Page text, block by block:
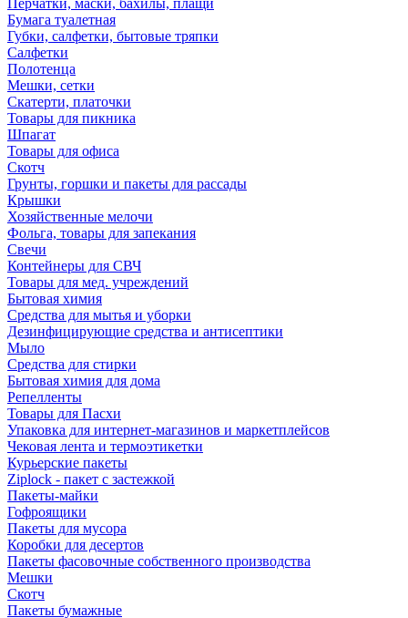
Перчатки, маски, бахилы, плащи
Бумага туалетная
Губки, салфетки, бытовые тряпки
Салфетки
Полотенца
Мешки, сетки
Скатерти, платочки
Товары для пикника
Шпагат
Товары для офиса
Скотч
Грунты, горшки и пакеты для рассады
Крышки
Хозяйственные мелочи
Фольга, товары для запекания
Свечи
Контейнеры для СВЧ
Товары для мед. учреждений
Бытовая химия
Средства для мытья и уборки
Дезинфицирующие средства и антисептики
Мыло
Средства для стирки
Бытовая химия для дома
Репелленты
Товары для Пасхи
Упаковка для интернет-магазинов и маркетплейсов
Чековая лента и термоэтикетки
Курьерские пакеты
Ziplock - пакет с застежкой
Пакеты-майки
Гофроящики
Пакеты для мусора
Коробки для десертов
Пакеты фасовочные собственного производства
Мешки
Скотч
Пакеты бумажные